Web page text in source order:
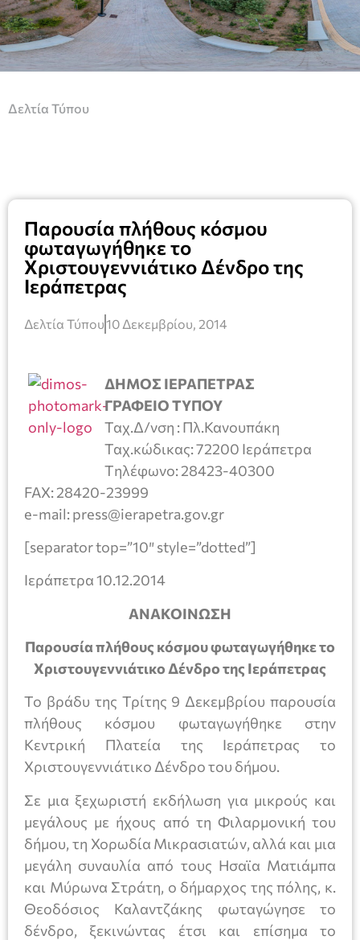
Δελτία Τύπου
Παρουσία πλήθους κόσμου
φωταγωγήθηκε το
Χριστουγεννιάτικο Δένδρο της
Ιεράπετρας
Δελτία Τύπου10 Δεκεμβρίου, 2014
ΔΗΜΟΣ ΙΕΡΑΠΕΤΡΑΣ
ΓΡΑΦΕΙΟ ΤΥΠΟΥ
Ταχ.Δ/νση : Πλ.Κανουπάκη
Ταχ.κώδικας: 72200 Ιεράπετρα
Tηλέφωνο: 28423-40300
FAX: 28420-23999
e-mail: press@ierapetra.gov.gr
[separator top=”10″ style=”dotted”]
Ιεράπετρα 10.12.2014
ΑΝΑΚΟΙΝΩΣΗ
Παρουσία πλήθους κόσμου φωταγωγήθηκε το
Χριστουγεννιάτικο Δένδρο της Ιεράπετρας
Το βράδυ της Τρίτης 9 Δεκεμβρίου παρουσία
πλήθους κόσμου φωταγωγήθηκε στην
Κεντρική Πλατεία της Ιεράπετρας το
Χριστουγεννιάτικο Δένδρο του δήμου.
Σε μια ξεχωριστή εκδήλωση για μικρούς και
μεγάλους με ήχους από τη Φιλαρμονική του
δήμου, τη Χορωδία Μικρασιατών, αλλά και μια
μεγάλη συναυλία από τους Ησαϊα Ματιάμπα
και Μύρωνα Στράτη, ο δήμαρχος της πόλης, κ.
Θεοδόσιος Καλαντζάκης φωταγώγησε το
δένδρο, ξεκινώντας έτσι και επίσημα το